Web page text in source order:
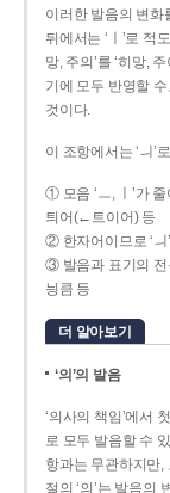
이러한 발음의 변화
뒤에서는 ‘ㅣ’로 적
망, 주의’를 ‘히망,
기에 모두 반영할 수
것이다.
이 조항에서는 ‘ㅢ’
① 모음 ‘ㅡ, ㅣ’가
틔어(←트이어) 등
② 한자어이므로 ‘ㅢ
③ 발음과 표기의 전
닁큼 등
더 알아보기
‘의’의 발음
‘의사의 책임’에서
로 모두 발음할 수
항과는 무관하지만,
절의 ‘의’는 발음의